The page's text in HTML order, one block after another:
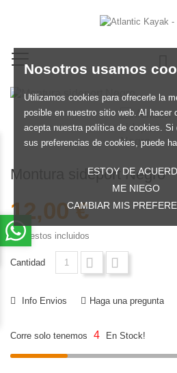
Nosotros usamos
Utilizamos cookies para ofrecerle la
posible en nuestro sitio web. Al hacer
acepta nuestra política de cookies. Si
sus preferencias de cookies, puede
ESTOY DE
ME NIEGO
CAMBIAR MIS
Montura sideport Negro
12,00 €
Impuestos incluidos
Cantidad
Info Envios Haga una pregunta
Corre solo tenemos 4 En Stock!